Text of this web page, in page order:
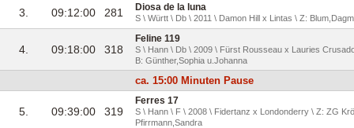
3. 09:12:00 281 Diosa de la luna
S \ Württ \ Db \ 2011 \ Damon Hill x Lintas \ Z:
4. 09:18:00 318
Feline 119
S \ Hann \ Db \ 2009 \ Fürst Rousseau x Lauries
B: Günther,Sophia u.Johanna
ca. 15:00 Minuten Pause
5. 09:39:00 319
Ferres 17
S \ Hann \ F \ 2008 \ Fidertanz x Londonderry \ Z: ZG
Pfirrmann,Sandra